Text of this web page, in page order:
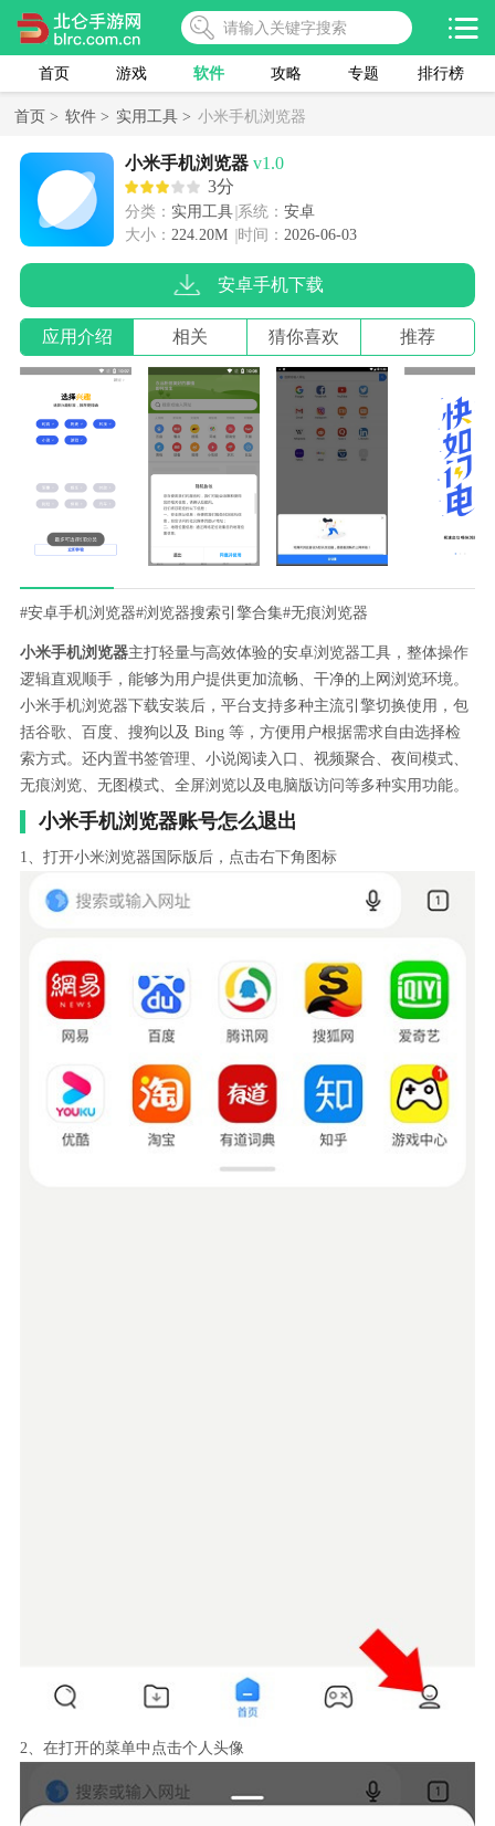
首页 游戏 软件 攻略 专题 排行榜
首页 > 软件 > 实用工具 > 小米手机浏览器
小米手机浏览器 v1.0
3分
分类： 实用工具 系统： 安卓
大小： 224.20M 时间： 2026-06-03
安卓手机下载
应用介绍 相关 猜你喜欢 推荐
#安卓手机浏览器#浏览器搜索引擎合集#无痕浏览器
小米手机浏览器主打轻量与高效体验的安卓浏览器工具，整体操作
逻辑直观顺手，能够为用户提供更加流畅、干净的上网浏览环境。
小米手机浏览器下载安装后，平台支持多种主流引擎切换使用，包
括谷歌、百度、搜狗以及 Bing 等，方便用户根据需求自由选择检
索方式。还内置书签管理、小说阅读入口、视频聚合、夜间模式、
无痕浏览、无图模式、全屏浏览以及电脑版访问等多种实用功能。
小米手机浏览器账号怎么退出
1、打开小米浏览器国际版后，点击右下角图标
2、在打开的菜单中点击个人头像